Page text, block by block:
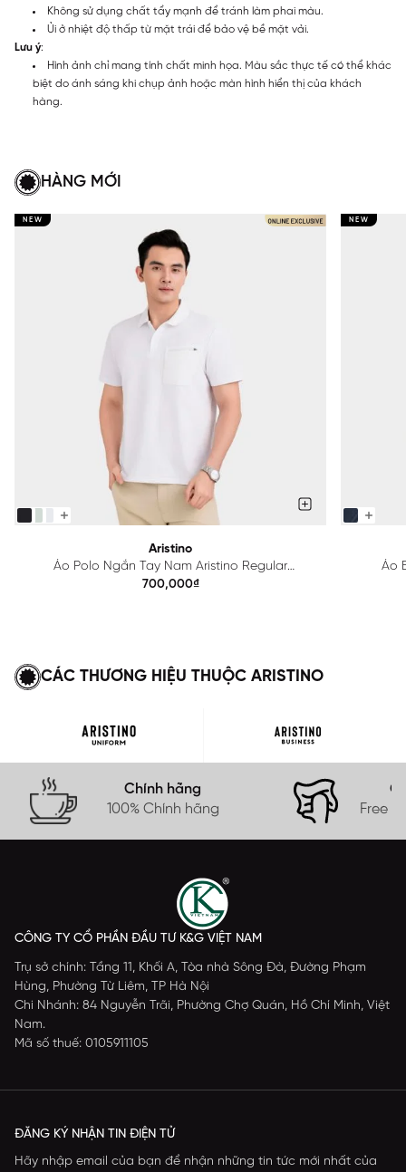
Không sử dụng chất tẩy mạnh để tránh làm phai màu.
Ủi ở nhiệt độ thấp từ mặt trái để bảo vệ bề mặt vải.
Lưu ý:
Hình ảnh chỉ mang tính chất minh họa. Màu sắc thực tế có thể khác
biệt do ánh sáng khi chụp ảnh hoặc màn hình hiển thị của khách
hàng.
HÀNG MỚI
NEW
Aristino
Áo Polo Ngắn Tay Nam Aristino Regular
APS615EDP01
700,000₫
NEW
Áo
CÁC THƯƠNG HIỆU THUỘC ARISTINO
Chính hãng
100% Chính hãng
Free
CÔNG TY CỔ PHẦN ĐẦU TƯ K&G VIỆT NAM
Trụ sở chính: Tầng 11, Khối A, Tòa nhà Sông Đà, Đường Phạm
Hùng, Phường Từ Liêm, TP Hà Nội
Chi Nhánh: 84 Nguyễn Trãi, Phường Chợ Quán, Hồ Chí Minh, Việt
Nam.
Mã số thuế: 0105911105
ĐĂNG KÝ NHẬN TIN ĐIỆN TỬ
Hãy nhập email của bạn để nhận những tin tức mới nhất của